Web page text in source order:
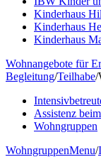
Kinderhaus
Kinderhaus
Kinderhaus
Wohnangebote für
Begleitung/Teilhabe/
Assistenz
Wohngruppen
WohngruppenMenu/